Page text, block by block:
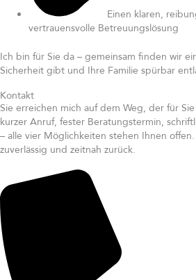
Einen klaren,
vertrauensvolle Betreuungslösung
Ich bin für Sie da – gemeinsam finden wir
Sicherheit gibt und Ihre Familie spürbar
Kontakt
Sie erreichen mich auf dem Weg, der für
kurzer Anruf, fester Beratungstermin,
– alle vier Möglichkeiten stehen Ihnen
zuverlässig und zeitnah zurück.